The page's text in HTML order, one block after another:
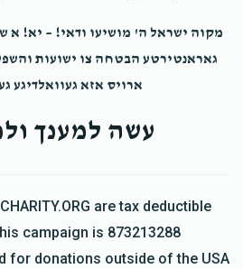
מקוה ישראל ה' מושיעו ודאי! – יא! א
גאראנטירטע הבטחה צו ישועות
ארויס אזא געוואלדיגע
עשה למענך
are tax deductible
campaign is 873213288
for donations outside of the USA